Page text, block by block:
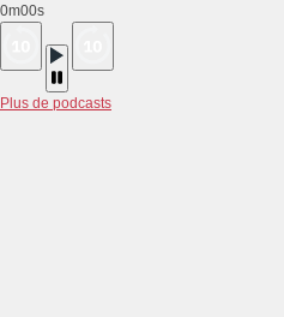
0m00s
Plus de podcasts